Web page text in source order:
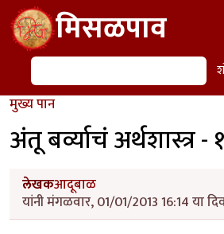
Skip to main contentमिसळपाव
शोध
मुख्य पान
अंतू बर्व्याचं अर्थशास्त्र - १
लेखकआदूबाळ
यांनी मंगळवार, 01/01/2013 16:14 या